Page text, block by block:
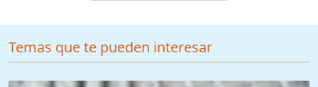
Temas que te pueden interesar